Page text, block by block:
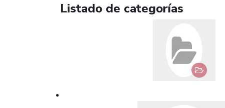
Listado de categorías